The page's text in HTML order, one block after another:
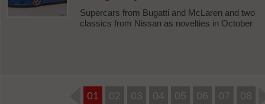
Supercars from Bugatti and McLaren and two
classics from Nissan as novelties in October
01 02 03 04 05 06 07
08